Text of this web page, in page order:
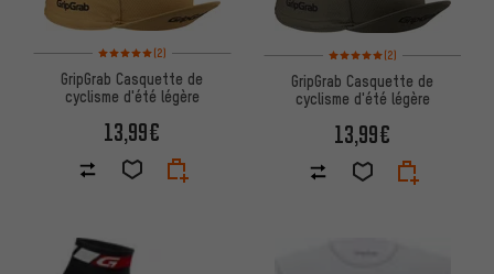
Note moyenne : 5 sur 5 d'après 2 avis
(2)
GripGrab Casquette de
cyclisme d'été légère
13,99€
Note moyenne : 5 sur 5
(2)
GripGrab Casquette de
cyclisme d'été légère
13,99€